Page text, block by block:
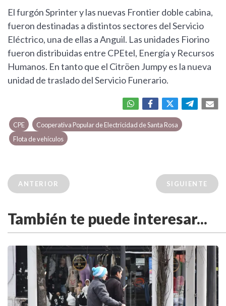
El furgón Sprinter y las nuevas Frontier doble cabina,
fueron destinadas a distintos sectores del Servicio
Eléctrico, una de ellas a Anguil. Las unidades Fiorino
fueron distribuidas entre CPEtel, Energía y Recursos
Humanos. En tanto que el Citröen Jumpy es la nueva
unidad de traslado del Servicio Funerario.
CPE
Cooperativa Popular de Electricidad de Santa Rosa
Flota de vehículos
ANTERIOR SIGUIENTE
También te puede interesar...